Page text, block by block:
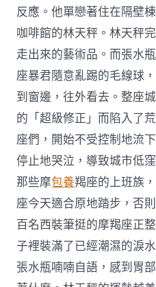
反應。他單戀著住在隔壁
咖啡館的林天秤。林天秤
走出來的藝術品。而張水
座暴君隨意亂踢的毛線球
到窗邊，往外看去。整座
的「超級修正」而陷入了
座們，開始不受控制地流
停止地哭泣，導致城市低
那些摩包養羯座的上班族
座今天適合原地踏步，否
百名西裝筆挺的摩羯座正
子裡裝滿了已經潮濕的淚
張水瓶喃喃自語，感到胃